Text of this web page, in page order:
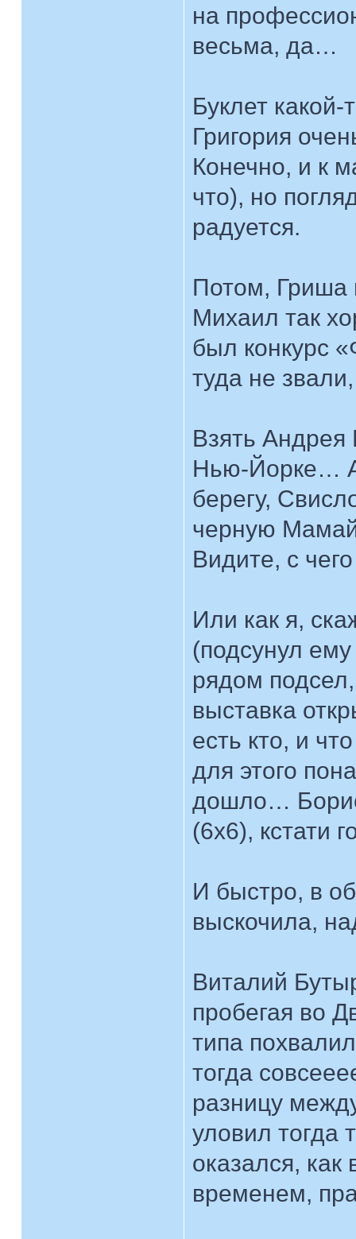
на
весьма, да…
Буклет
Григория
Конечно, и к
что), но
радуется.
Потом, Гриша
Михаил так
был конкурс
туда не
Взять Андрея
Нью-Йорке…
берегу,
черную
Видите, с
Или как я,
(подсунул
рядом
выставка
есть кто, и
для этого
дошло…
(6x6), кстати
И быстро, в
выскочила,
Виталий
пробегая во
типа
тогда
разницу
уловил тогда
оказался, как
временем,